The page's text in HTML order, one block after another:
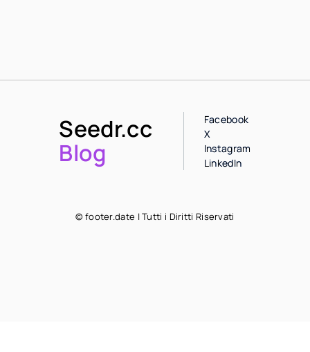
Seedr.cc
Blog
Facebook
X
Instagram
LinkedIn
© footer.date | Tutti i Diritti Riservati